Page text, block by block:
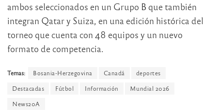
ambos seleccionados en un Grupo B que también
integran Qatar y Suiza, en una edición histórica del
torneo que cuenta con 48 equipos y un nuevo
formato de competencia.
Temas: Bosania-Herzegovina Canadá
deportes
Destacadas
Fútbol Información
Mundial 2026
News20A